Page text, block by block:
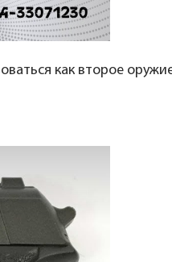
как второе